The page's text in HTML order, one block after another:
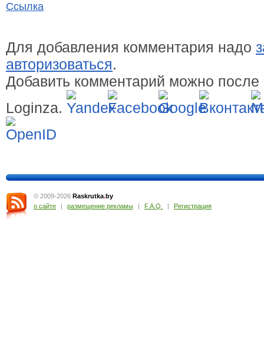
Ссылка
Для добавления комментария надо
авторизоваться.
Добавить комментарий можно после
Loginza.
© 2009-2026 Raskrutka.by
о сайте
| размещение рекламы | F.A.Q. | Регистрация